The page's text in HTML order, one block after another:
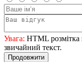
Увага: HTML розмітка
звичайний текст.
Продовжити